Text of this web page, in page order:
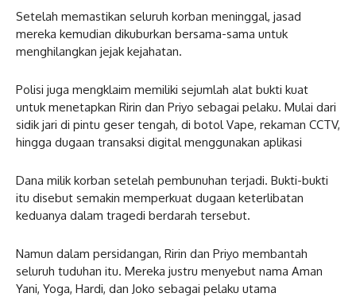
Setelah memastikan seluruh korban meninggal, jasad
mereka kemudian dikuburkan bersama-sama untuk
menghilangkan jejak kejahatan.
Polisi juga mengklaim memiliki sejumlah alat bukti kuat
untuk menetapkan Ririn dan Priyo sebagai pelaku. Mulai dari
sidik jari di pintu geser tengah, di botol Vape, rekaman CCTV,
hingga dugaan transaksi digital menggunakan aplikasi
Dana milik korban setelah pembunuhan terjadi. Bukti-bukti
itu disebut semakin memperkuat dugaan keterlibatan
keduanya dalam tragedi berdarah tersebut.
Namun dalam persidangan, Ririn dan Priyo membantah
seluruh tuduhan itu. Mereka justru menyebut nama Aman
Yani, Yoga, Hardi, dan Joko sebagai pelaku utama